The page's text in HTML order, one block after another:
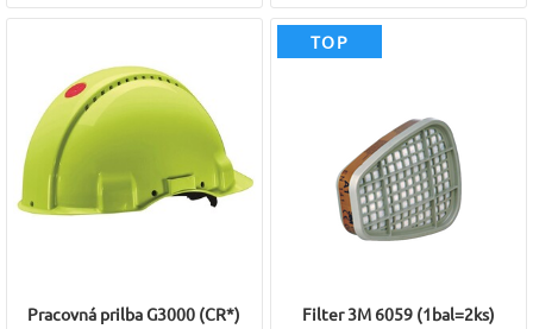
Pracovná prilba G3000 (CR*)
TOP
Filter 3M 6059 (1bal=2ks)